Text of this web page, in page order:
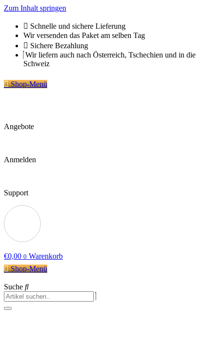
Zum Inhalt springen
Schnelle und sichere Lieferung
Wir versenden das Paket am selben Tag
Sichere Bezahlung
Wir liefern auch nach Österreich, Tschechien und in die
Schweiz
Shop-Menü
Angebote
Anmelden
Support
€0,00 0 Warenkorb
Shop-Menü
Suche